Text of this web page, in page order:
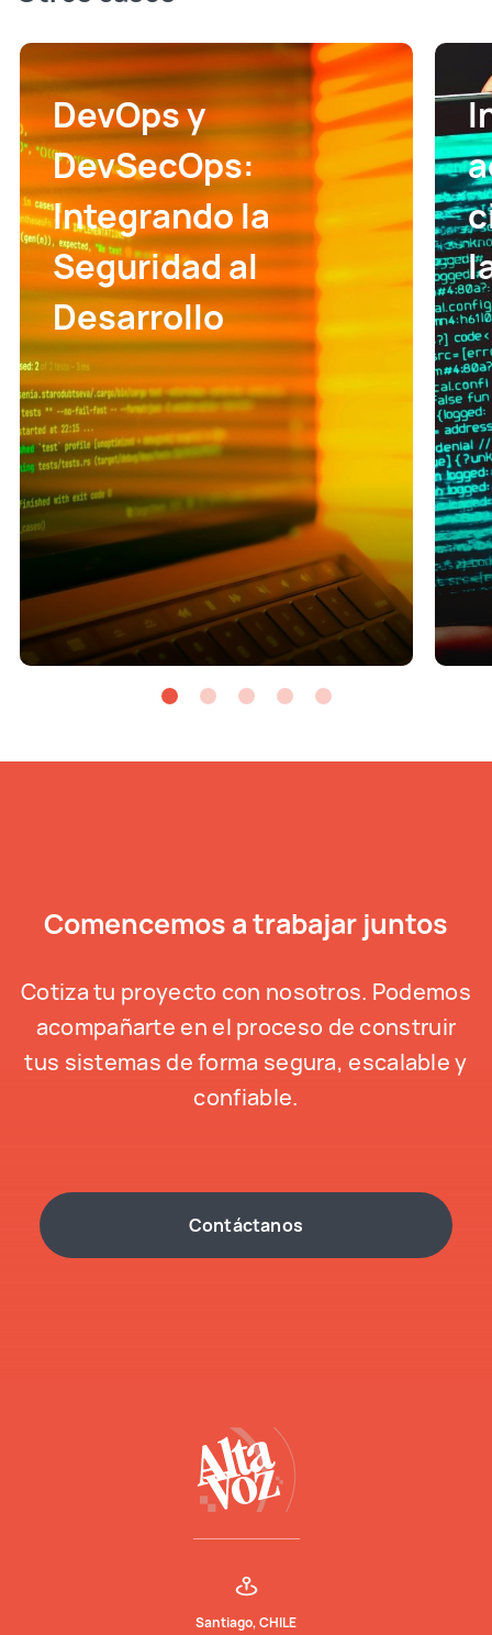
DevOps y
DevSecOps:
Integrando la
Seguridad al
Desarrollo
Comencemos a trabajar juntos
Cotiza tu proyecto con nosotros. Podemos
acompañarte en el proceso de construir
tus sistemas de forma segura, escalable y
confiable.
Contáctanos
Santiago, CHILE